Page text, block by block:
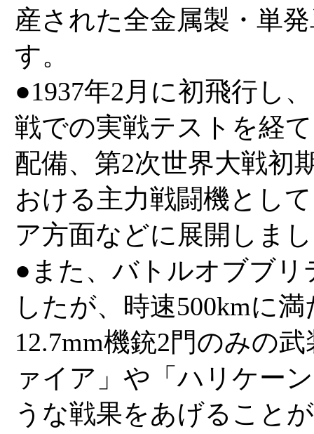
産された全金属製・単
す。
●1937年2月に初飛行し
戦での実戦テストを経
配備、第2次世界大戦初
おける主力戦闘機とし
ア方面などに展開しま
●また、バトルオブブ
したが、時速500kmに
12.7mm機銃2門のみの
ァイア」や「ハリケー
うな戦果をあげること